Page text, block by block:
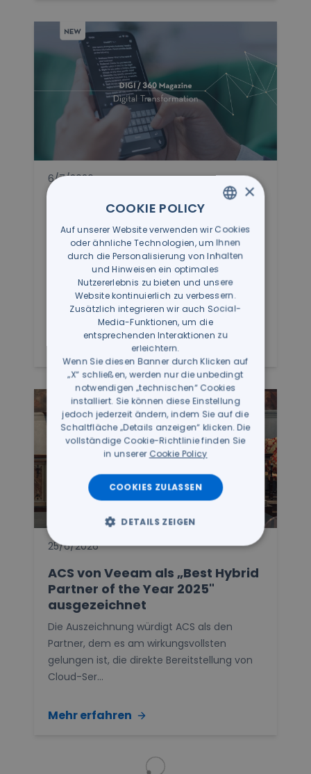
6/7/2026
Shadow AI: Was es ist und
Cybersicherheitsrisiko für
moderne Unternehmen darstellt
Shadow AI bezeichnet die nicht autorisierte
Nutzung von Werkzeugen der künstlichen
Intellige...
25/6/2026
ACS von Veeam als „Best Hybrid
Partner of the Year 2025"
ausgezeichnet
Die Auszeichnung würdigt ACS als den
Partner, dem es am wirkungsvollsten
gelungen ist, die direkte Bereitstellung von
Cloud-Ser...
Mehr erfahren
ITALIAN
GERMAN
×
COOKIE POLICY
Auf unserer Website verwenden wir Cookies
oder ähnliche Technologien, um Ihnen
durch die Personalisierung von Inhalten
und Hinweisen ein optimales
Nutzererlebnis zu bieten und unsere
Website kontinuierlich zu verbessern.
Zusätzlich integrieren wir auch Social-
Media-Funktionen, um die
entsprechenden Interaktionen zu
erleichtern.
Wenn Sie diesen Banner durch Klicken auf
„X“ schließen, werden nur die unbedingt
notwendigen „technischen“ Cookies
installiert. Sie können diese Einstellung
jedoch jederzeit ändern, indem Sie auf die
Schaltfläche „Details anzeigen“ klicken. Die
vollständige Cookie-Richtlinie finden Sie
in unserer Cookie Policy
COOKIES ZULASSEN
DETAILS ZEIGEN